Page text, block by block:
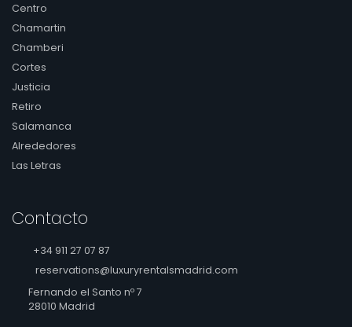
Centro
Chamartin
Chamberi
Cortes
Justicia
Retiro
Salamanca
Alrededores
Las Letras
Contacto
+34 911 27 07 87
reservations@luxuryrentalsmadrid.com
Fernando el Santo nº 7
28010 Madrid